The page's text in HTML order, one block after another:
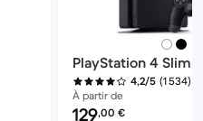
PlayStation 4 Slim
4,2/5 (1 534)
À partir de
Prix reconditionné :
129,00 €